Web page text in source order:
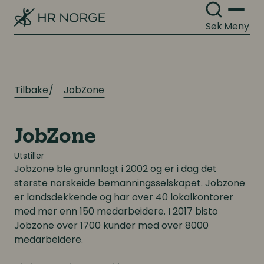
SøkMeny
Digitale løsninger i virksomheten
Digitale løsninger i virksomheten
Tilbake JobZone
JobZone
Utstiller
Jobzone ble grunnlagt i 2002 og er i dag det
største norskeide bemanningsselskapet. Jobzone
er landsdekkende og har over 40 lokalkontorer
med mer enn 150 medarbeidere. I 2017 bisto
Jobzone over 1700 kunder med over 8000
medarbeidere.